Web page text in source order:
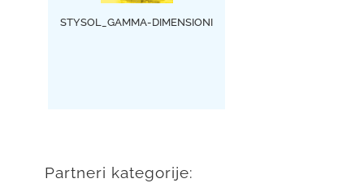
STYSOL_GAMMA-DIMENSIONI
Partneri kategorije: